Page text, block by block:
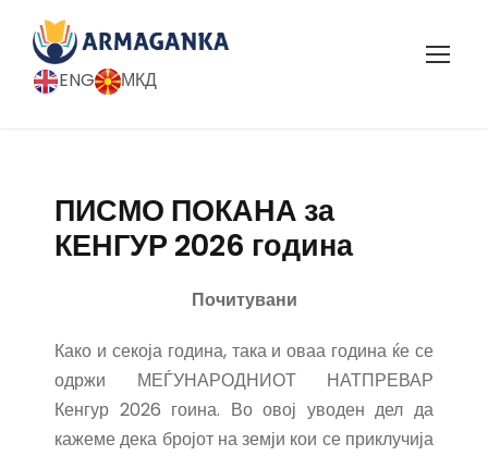
ENG МКД
ПИСМО ПОКАНА за
КЕНГУР 2026 година
Почитувани
Како и секоја година, така и оваа година ќе се
одржи МЕЃУНАРОДНИОТ НАТПРЕВАР
Кенгур 2026 гоина. Во овој уводен дел да
кажеме дека бројот на земји кои се приклучија